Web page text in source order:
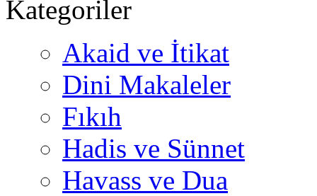
Kategoriler
Akaid ve İtikat
Dini Makaleler
Fıkıh
Hadis ve Sünnet
Havass ve Dua